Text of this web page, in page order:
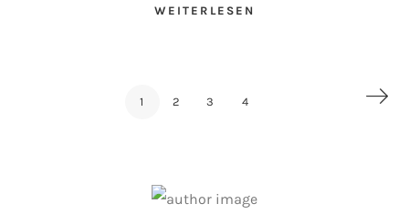
WEITERLESEN
1 2 3 4